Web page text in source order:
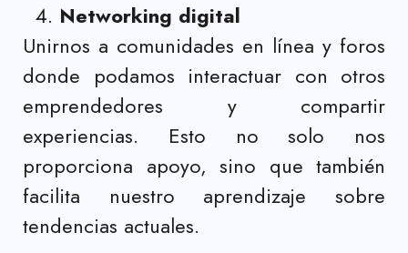
Networking digital
Unirnos a comunidades en línea y foros
donde podamos interactuar con otros
emprendedores y compartir
experiencias. Esto no solo nos
proporciona apoyo, sino que también
facilita nuestro aprendizaje sobre
tendencias actuales.